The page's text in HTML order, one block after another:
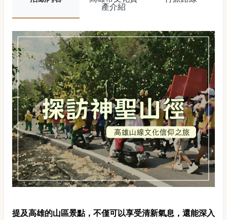
產介紹
提及高雄的山區景點，不僅可以享受清新氣息，還能深入